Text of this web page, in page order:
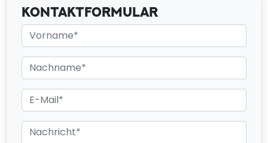
KONTAKTFORMULAR